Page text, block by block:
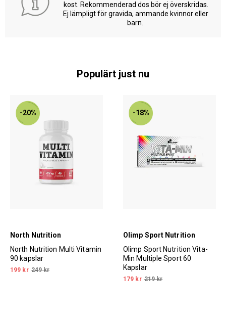
kost. Rekommenderad dos bör ej överskridas.
Ej lämpligt för gravida, ammande kvinnor eller
barn.
Populärt just nu
-20%
North Nutrition
North Nutrition Multi Vitamin
90 kapslar
199 kr 249 kr
-18%
Olimp Sport Nutrition
Olimp Sport Nutrition Vita-
Min Multiple Sport 60
Kapslar
179 kr 219 kr